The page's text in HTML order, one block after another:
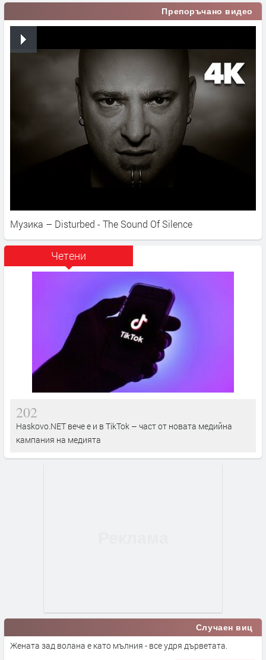
Препоръчано видео
Музика – Disturbed - The Sound Of Silence
Четени
202
Haskovo.NET вече е и в TikTok – част от новата медийна
кампания на медията
Случаен виц
Жената зад волана е като мълния - все удря дърветата.